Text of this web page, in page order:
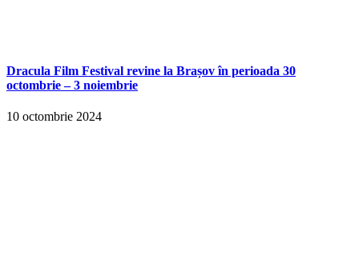
Dracula Film Festival revine la Brașov în perioada 30
octombrie – 3 noiembrie
10 octombrie 2024